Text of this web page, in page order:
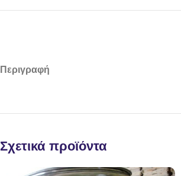
Περιγραφή
Σχετικά προϊόντα